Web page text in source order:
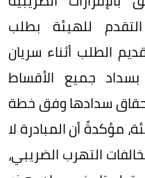
للهيئة بطلب
الطلب أثناء سريان
بسداد جميع الأقساط
سدادها وفق خطة
مؤكدةً أن المبادرة لا
التهرب الضريبي،